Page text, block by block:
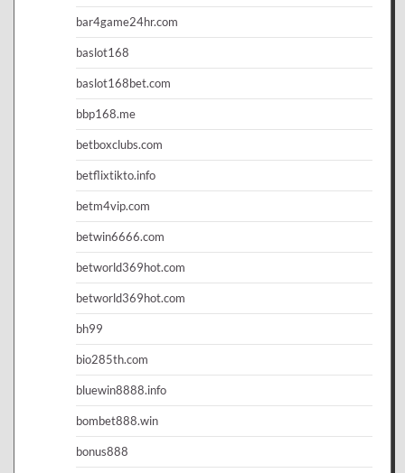
bar4game24hr.com
baslot168
baslot168bet.com
bbp168.me
betboxclubs.com
betflixtikto.info
betm4vip.com
betwin6666.com
betworld369hot.com
betworld369hot.com
bh99
bio285th.com
bluewin8888.info
bombet888.win
bonus888